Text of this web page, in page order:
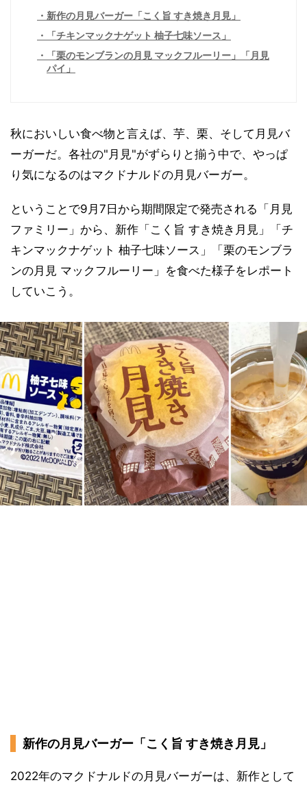
新作の月見バーガー「こく旨 すき焼き月見」
「チキンマックナゲット 柚子七味ソース」
「栗のモンブランの月見 マックフルーリー」「月見
パイ」
秋においしい食べ物と言えば、芋、栗、そして月見バ
ーガーだ。各社の"月見"がずらりと揃う中で、やっぱ
り気になるのはマクドナルドの月見バーガー。
ということで9月7日から期間限定で発売される「月見
ファミリー」から、新作「こく旨 すき焼き月見」「チ
キンマックナゲット 柚子七味ソース」「栗のモンブラ
ンの月見 マックフルーリー」を食べた様子をレポート
していこう。
新作の月見バーガー「こく旨 すき焼き月見」
2022年のマクドナルドの月見バーガーは、新作として